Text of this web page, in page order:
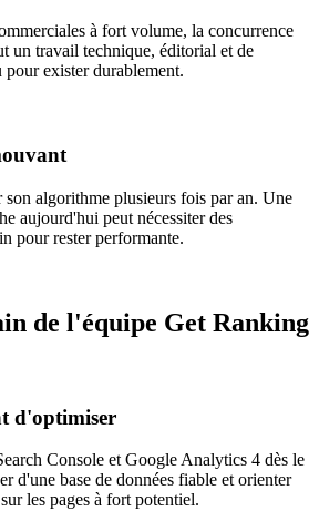
à fort volume, la concurrence
un travail technique, éditorial et de
exister durablement.
algorithme plusieurs fois par an. Une
aujourd'hui peut nécessiter des
pour rester performante.
de l'équipe Get Ranking
d'optimiser
Console et Google Analytics 4 dès le
d'une base de données fiable et orienter
les pages à fort potentiel.